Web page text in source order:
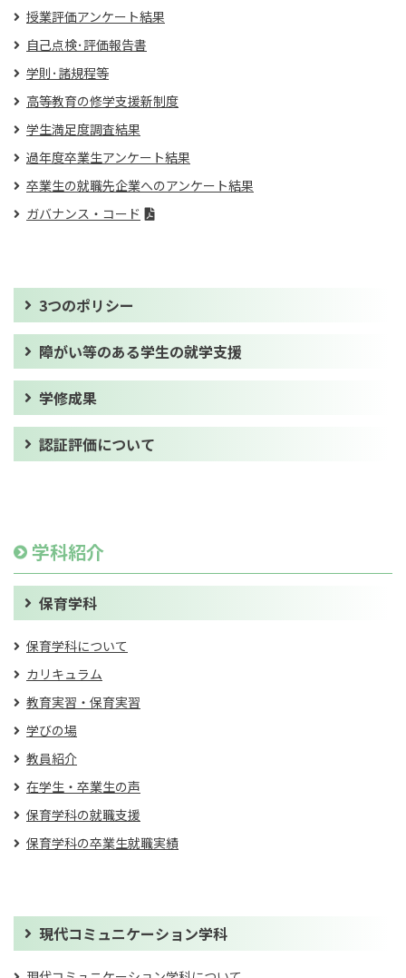
授業評価アンケート結果
自己点検･評価報告書
学則･諸規程等
高等教育の修学支援新制度
学生満足度調査結果
過年度卒業生アンケート結果
卒業生の就職先企業へのアンケート結果
ガバナンス・コード
3つのポリシー
障がい等のある学生の就学支援
学修成果
認証評価について
学科紹介
保育学科
保育学科について
カリキュラム
教育実習・保育実習
学びの場
教員紹介
在学生・卒業生の声
保育学科の就職支援
保育学科の卒業生就職実績
現代コミュニケーション学科